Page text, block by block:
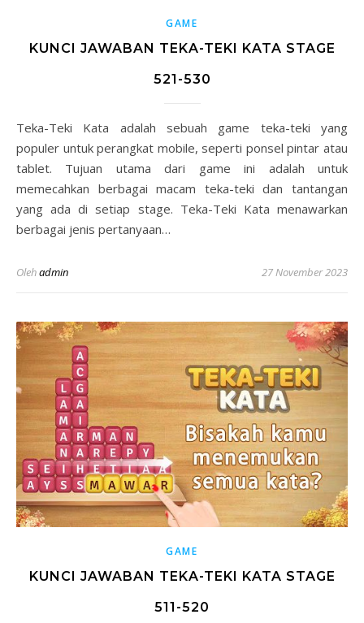
GAME
KUNCI JAWABAN TEKA-TEKI KATA STAGE
521-530
Teka-Teki Kata adalah sebuah game teka-teki yang
populer untuk perangkat mobile, seperti ponsel pintar atau
tablet. Tujuan utama dari game ini adalah untuk
memecahkan berbagai macam teka-teki dan tantangan
yang ada di setiap stage. Teka-Teki Kata menawarkan
berbagai jenis pertanyaan…
Olehadmin 27 November 2023
GAME
KUNCI JAWABAN TEKA-TEKI KATA STAGE
511-520